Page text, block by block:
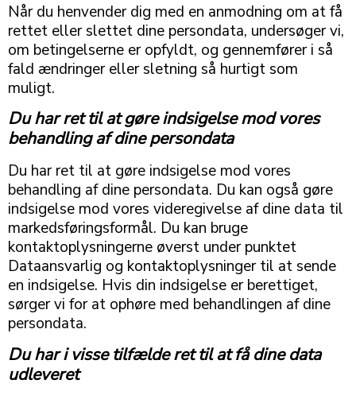
Når du henvender dig med en anmodning om at få
rettet eller slettet dine persondata, undersøger vi,
om betingelserne er opfyldt, og gennemfører i så
fald ændringer eller sletning så hurtigt som
muligt.
Du har ret til at gøre indsigelse mod vores
behandling af dine persondata
Du har ret til at gøre indsigelse mod vores
behandling af dine persondata. Du kan også gøre
indsigelse mod vores videregivelse af dine data til
markedsføringsformål. Du kan bruge
kontaktoplysningerne øverst under punktet
Dataansvarlig og kontaktoplysninger til at sende
en indsigelse. Hvis din indsigelse er berettiget,
sørger vi for at ophøre med behandlingen af dine
persondata.
Du har i visse tilfælde ret til at få dine data
udleveret